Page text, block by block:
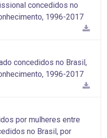
concedidos no
1996-2017
concedidos no Brasil,
1996-2017
por mulheres entre
no Brasil, por